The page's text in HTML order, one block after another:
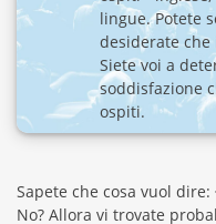
lingue. Potete
desiderate
Siete voi a
soddisfazione
ospiti.
Sapete che cosa vuol dire:
No? Allora vi trovate